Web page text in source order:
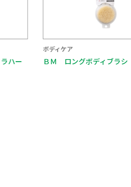
ＢＭ ロングボディブラシ